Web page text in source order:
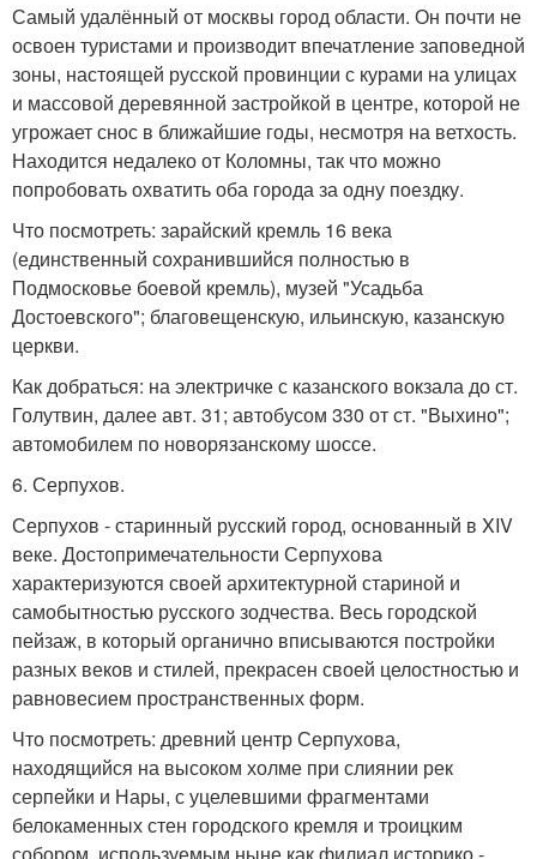
Самый удалённый от москвы город области. Он почти не
освоен туристами и производит впечатление заповедной
зоны, настоящей русской провинции с курами на улицах
и массовой деревянной застройкой в центре, которой не
угрожает снос в ближайшие годы, несмотря на ветхость.
Находится недалеко от Коломны, так что можно
попробовать охватить оба города за одну поездку.
Что посмотреть: зарайский кремль 16 века
(единственный сохранившийся полностью в
Подмосковье боевой кремль), музей "Усадьба
Достоевского"; благовещенскую, ильинскую, казанскую
церкви.
Как добраться: на электричке с казанского вокзала до ст.
Голутвин, далее авт. 31; автобусом 330 от ст. "Выхино";
автомобилем по новорязанскому шоссе.
6. Серпухов.
Серпухов - старинный русский город, основанный в XIV
веке. Достопримечательности Серпухова
характеризуются своей архитектурной стариной и
самобытностью русского зодчества. Весь городской
пейзаж, в который органично вписываются постройки
разных веков и стилей, прекрасен своей целостностью и
равновесием пространственных форм.
Что посмотреть: древний центр Серпухова,
находящийся на высоком холме при слиянии рек
серпейки и Нары, с уцелевшими фрагментами
белокаменных стен городского кремля и троицким
собором, используемым ныне как филиал историко -